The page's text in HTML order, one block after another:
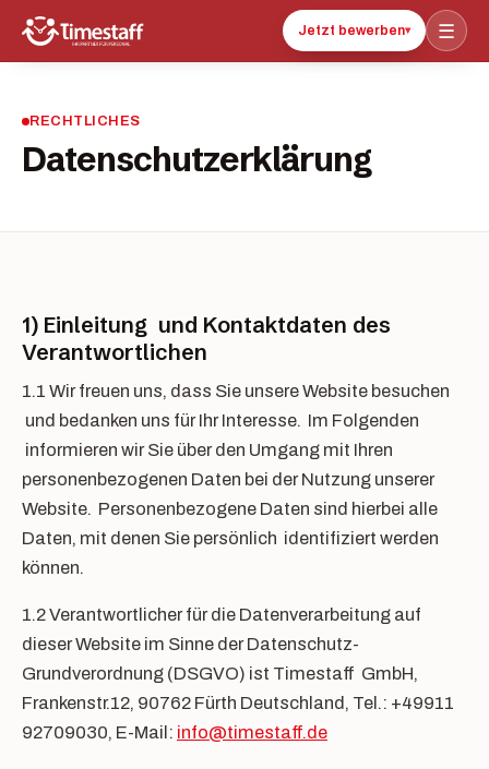
Jetzt bewerben▾ ☰
RECHTLICHES
Datenschutzerklärung
1) Einleitung und Kontaktdaten des
Verantwortlichen
1.1 Wir freuen uns, dass Sie unsere Website besuchen
und bedanken uns für Ihr Interesse. Im Folgenden
informieren wir Sie über den Umgang mit Ihren
personenbezogenen Daten bei der Nutzung unserer
Website. Personenbezogene Daten sind hierbei alle
Daten, mit denen Sie persönlich identifiziert werden
können.
1.2 Verantwortlicher für die Datenverarbeitung auf
dieser Website im Sinne der Datenschutz-
Grundverordnung (DSGVO) ist Timestaff GmbH,
Frankenstr.12, 90762 Fürth Deutschland, Tel.: +49911
92709030, E-Mail: info@timestaff.de